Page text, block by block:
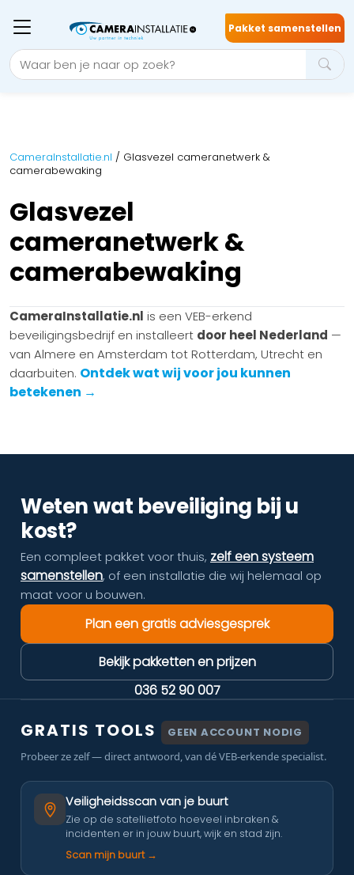
Pakket samenstellen
CameraInstallatie.nl / Glasvezel cameranetwerk &
camerabewaking
Glasvezel
cameranetwerk &
camerabewaking
CameraInstallatie.nl is een VEB-erkend
beveiligingsbedrijf en installeert door heel Nederland —
van Almere en Amsterdam tot Rotterdam, Utrecht en
daarbuiten. Ontdek wat wij voor jou kunnen
betekenen →
Weten wat beveiliging bij u
kost?
Een compleet pakket voor thuis, zelf een systeem
samenstellen, of een installatie die wij helemaal op
maat voor u bouwen.
Plan een gratis adviesgesprek
Bekijk pakketten en prijzen
036 52 90 007
GRATIS TOOLS GEEN ACCOUNT NODIG
Probeer ze zelf — direct antwoord, van dé VEB-erkende specialist.
Veiligheidsscan van je buurt
Zie op de satellietfoto hoeveel inbraken &
incidenten er in jouw buurt, wijk en stad zijn.
Scan mijn buurt →